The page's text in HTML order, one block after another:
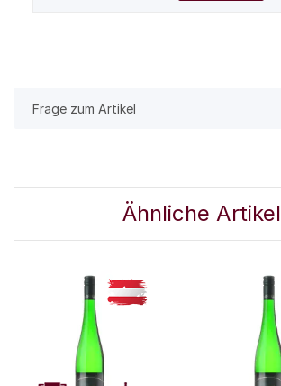
Frage zum Artikel
Ähnliche Artikel